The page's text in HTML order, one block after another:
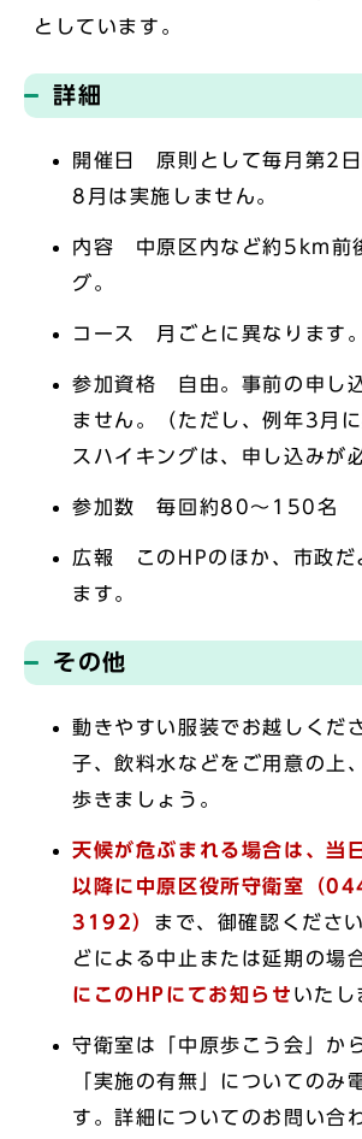
としています。
詳細
開催日 原則として毎月第2日
8月は実施しません。
内容 中原区内など約5km前
グ。
コース 月ごとに異なります。
参加資格 自由。事前の申し
ません。（ただし、例年3月
スハイキングは、申し込みが
参加数 毎回約80～150名
広報 このHPのほか、市政だ
ます。
その他
動きやすい服装でお越しくだ
子、飲料水などをご用意の上
歩きましょう。
天候が危ぶまれる場合は、当
以降に中原区役所守衛室（
3192） まで、御確認くださ
どによる中止または延期の場
にこのHPにてお知らせ いたし
守衛室は「中原歩こう会」か
「実施の有無」についてのみ
す。詳細についてのお問い合